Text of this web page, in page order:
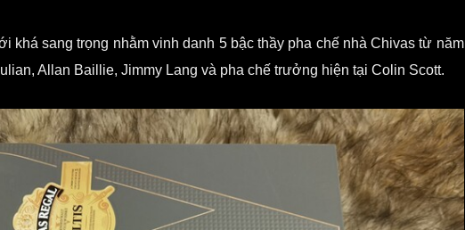
khá sang trọng nhằm vinh danh 5 bậc thầy pha chế nhà Chivas từ năm
Allan Baillie, Jimmy Lang và pha chế trưởng hiện tại Colin Scott.